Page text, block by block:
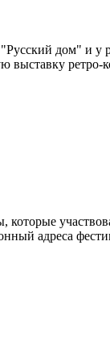
дом" и у
выставку ретро-
адреса